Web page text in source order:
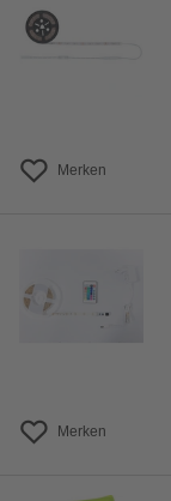
Merken
Merken